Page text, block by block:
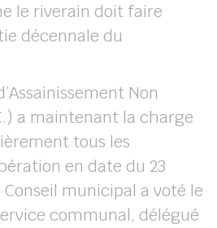
le riverain doit faire
décennale du
Non
a maintenant la charge
tous les
en date du 23
municipal a voté le
communal, délégué